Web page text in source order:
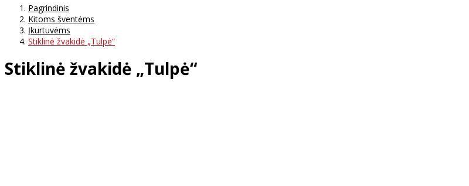
Pagrindinis
Kitoms šventėms
Įkurtuvėms
Stiklinė žvakidė „Tulpė“
Stiklinė žvakidė „Tulpė“